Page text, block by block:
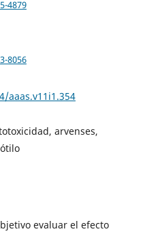
4879
8056
aaas.v11i1.354
arvenses,
evaluar el efecto